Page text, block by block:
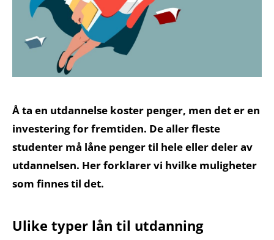
Å ta en utdannelse koster penger, men det er en
investering for fremtiden. De aller fleste
studenter må låne penger til hele eller deler av
utdannelsen. Her forklarer vi hvilke muligheter
som finnes til det.
Ulike typer lån til utdanning